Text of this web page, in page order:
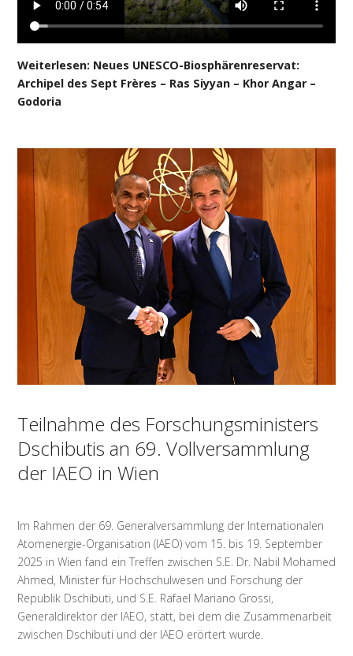
Weiterlesen: Neues UNESCO-Biosphärenreservat:
Archipel des Sept Frères – Ras Siyyan – Khor Angar –
Godoria
Teilnahme des Forschungsministers
Dschibutis an 69. Vollversammlung
der IAEO in Wien
Im Rahmen der 69. Generalversammlung der Internationalen
Atomenergie-Organisation (IAEO) vom 15. bis 19. September
2025 in Wien fand ein Treffen zwischen S.E. Dr. Nabil Mohamed
Ahmed, Minister für Hochschulwesen und Forschung der
Republik Dschibuti, und S.E. Rafael Mariano Grossi,
Generaldirektor der IAEO, statt, bei dem die Zusammenarbeit
zwischen Dschibuti und der IAEO erörtert wurde.